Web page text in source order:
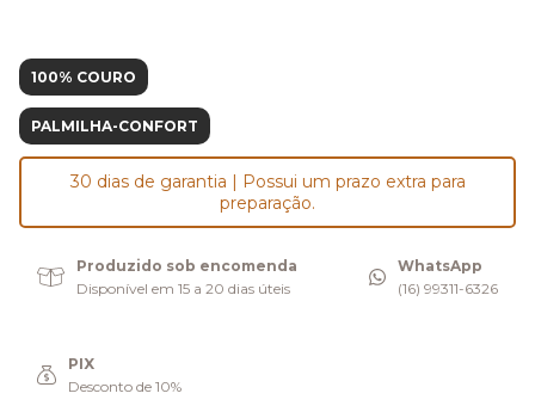
100% COURO
PALMILHA-CONFORT
30 dias de garantia | Possui um prazo extra para
preparação.
Produzido sob encomenda
Disponível em 15 a 20 dias úteis
WhatsApp
(16) 99311-6326
PIX
Desconto de 10%